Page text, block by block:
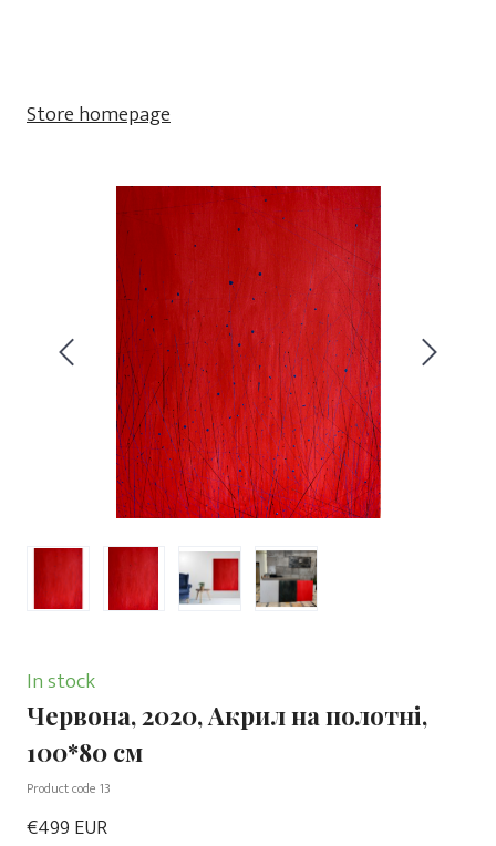
Store homepage
In stock
Червона, 2020, Акрил на полотні,
100*80 см
Product code 13
€499 EUR